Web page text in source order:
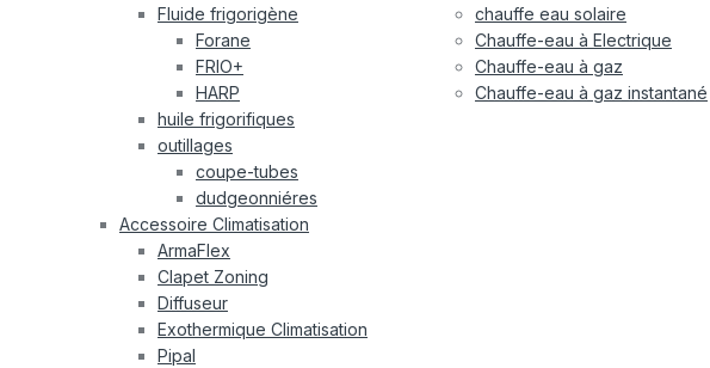
Fluide frigorigène
Forane
FRIO+
HARP
huile frigorifiques
outillages
coupe-tubes
dudgeonniéres
Accessoire Climatisation
ArmaFlex
Clapet Zoning
Diffuseur
Exothermique Climatisation
Pipal
chauffe eau solaire
Chauffe-eau à Electrique
Chauffe-eau à gaz
Chauffe-eau à gaz instantané